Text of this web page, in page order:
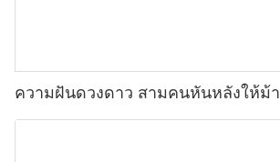
ความฝันดวงดาว สามคนหันหลังให้ม้า